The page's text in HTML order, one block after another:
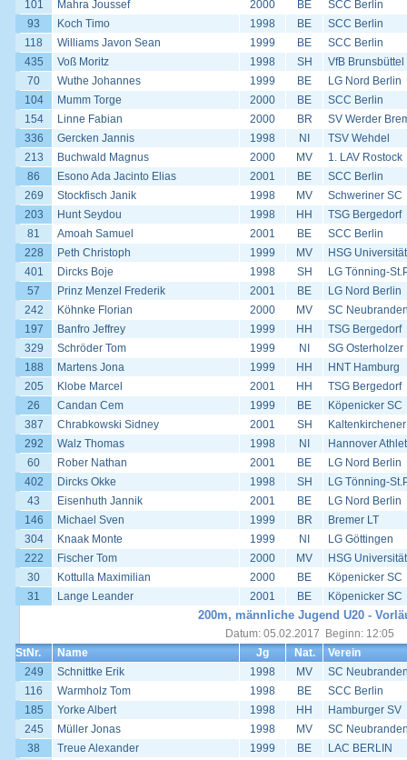
101
Mahra Joussef 2000 BE
SCC Berlin
93
Koch Timo 1998 BE
SCC Berlin
118
Williams Javon Sean 1999 BE
SCC Berlin
435
Voß Moritz 1998 SH
VfB Brunsbüttel
70
Wuthe Johannes 1999 BE
LG Nord Berlin
104
Mumm Torge 2000 BE
SCC Berlin
154
Linne Fabian 2000 BR
SV Werder
336
Gercken Jannis 1998 NI
TSV Wehdel
213
Buchwald Magnus 2000 MV
1. LAV Rostock
86
Esono Ada Jacinto Elias 2001 BE
SCC Berlin
269
Stockfisch Janik 1998 MV
Schweriner SC
203
Hunt Seydou 1998 HH
TSG Bergedorf
81
Amoah Samuel 2001 BE
SCC Berlin
228
Peth Christoph 1999 MV
HSG
401
Dircks Boje 1998 SH
LG Tönning-
57
Prinz Menzel Frederik 2001 BE
LG Nord Berlin
242
Köhnke Florian 2000 MV
SC
197
Banfro Jeffrey 1999 HH
TSG Bergedorf
329
Schröder Tom 1999 NI
SG Osterholzer
188
Martens Jona 1999 HH
HNT Hamburg
205
Klobe Marcel 2001 HH
TSG Bergedorf
26
Candan Cem 1999 BE
Köpenicker SC
387
Chrabkowski Sidney 2001 SH
292
Walz Thomas 1998 NI
Hannover
60
Rober Nathan 2001 BE
LG Nord Berlin
402
Dircks Okke 1998 SH
LG Tönning-
43
Eisenhuth Jannik 2001 BE
LG Nord Berlin
146
Michael Sven 1999 BR
Bremer LT
304
Knaak Monte 1999 NI
LG Göttingen
222
Fischer Tom 2000 MV
HSG
30
Kottulla Maximilian 2000 BE
Köpenicker SC
31
Lange Leander 2001 BE Köpenicker SC
200m, männliche Jugend U20 -
Datum: 05.02.2017 Beginn: 12:05
StNr.
Name Jg Nat.
Verein
249
Schnittke Erik 1998 MV
SC
116
Warmholz Tom 1998 BE
SCC Berlin
185
Yorke Albert 1998 HH
Hamburger SV
245
Müller Jonas 1998 MV
SC
38
Treue Alexander 1999 BE
LAC BERLIN